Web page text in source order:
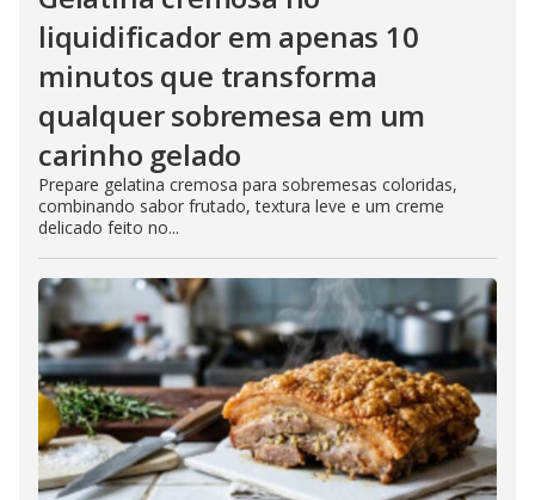
liquidificador em apenas 10
minutos que transforma
qualquer sobremesa em um
carinho gelado
Prepare gelatina cremosa para sobremesas coloridas,
combinando sabor frutado, textura leve e um creme
delicado feito no...